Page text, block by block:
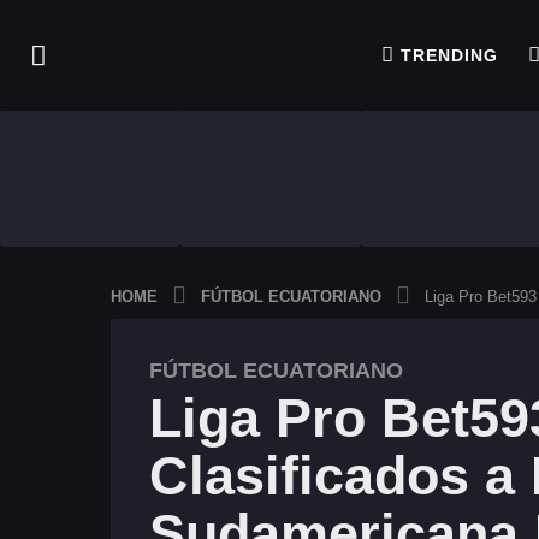
TRENDING
HOME FÚTBOL ECUATORIANO Liga Pro
3
a
o
s
a
FÚTBOL ECUATORIANO
Liga Pro
Clasificados a